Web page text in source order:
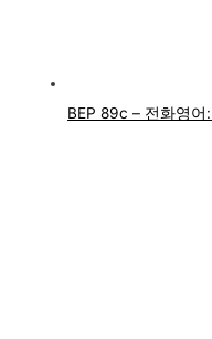
BEP 89c – 전화영어